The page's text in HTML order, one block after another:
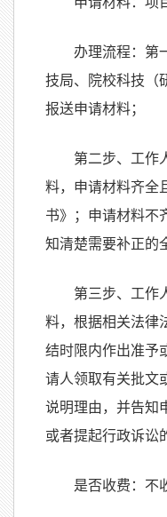
办理流程：第一
技局、院校科技（
报送申请材料；
第二步、工作人
料，申请材料齐全
书》；申请材料不
知清楚需要补正的
第三步、工作人
料，根据相关法律
结时限内作出准予
请人领取有关批文
说明理由，并告知
或者提起行政诉讼
是否收费：不